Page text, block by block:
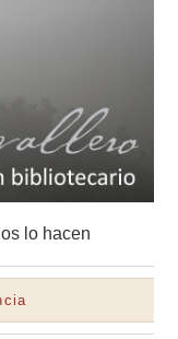
lo hacen